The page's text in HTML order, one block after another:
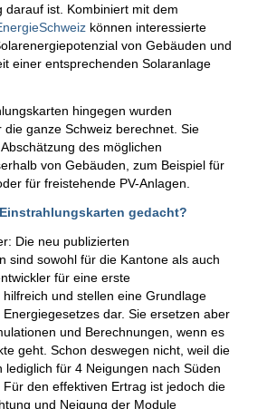
darauf ist. Kombiniert mit dem
können interessierte
von Gebäuden und
einer entsprechenden Solaranlage
hingegen wurden
ganze Schweiz berechnet. Sie
des möglichen
von Gebäuden, zum Beispiel für
für freistehende PV-Anlagen.
gedacht?
Die neu publizierten
sind sowohl für die Kantone als auch
für eine erste
und stellen eine Grundlage
Energiegesetzes dar. Sie ersetzen aber
und Berechnungen, wenn es
geht. Schon deswegen nicht, weil die
lediglich für 4 Neigungen nach Süden
den effektiven Ertrag ist jedoch die
und Neigung der Module